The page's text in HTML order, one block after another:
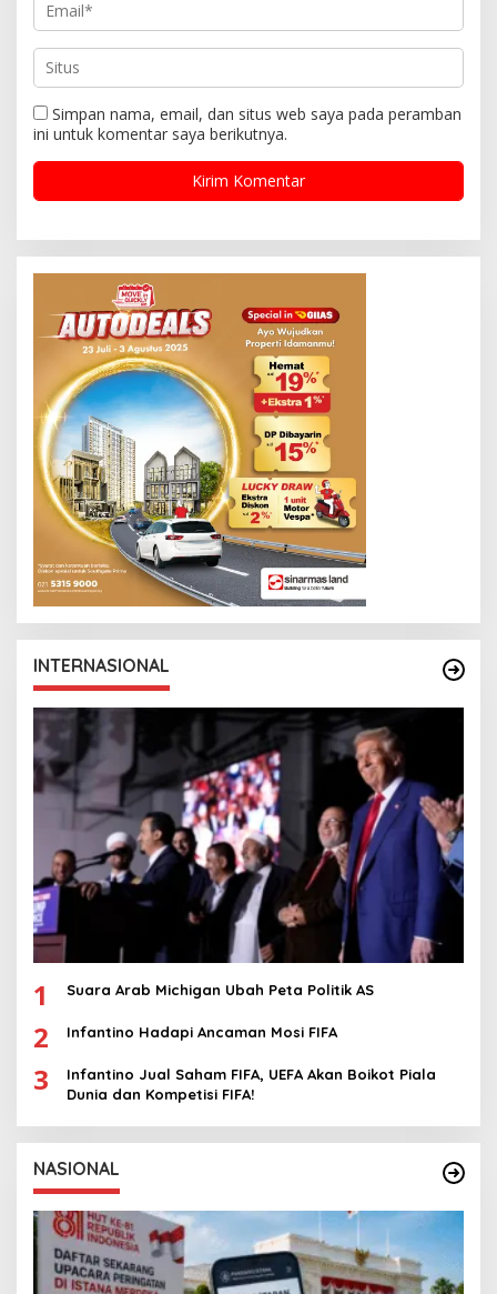
Simpan nama, email, dan situs web saya pada peramban
ini untuk komentar saya berikutnya.
INTERNASIONAL
1 Suara Arab Michigan Ubah Peta Politik AS
2 Infantino Hadapi Ancaman Mosi FIFA
3
Infantino Jual Saham FIFA, UEFA Akan Boikot Piala
Dunia dan Kompetisi FIFA!
NASIONAL